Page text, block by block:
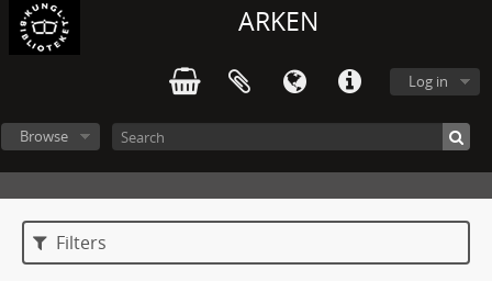
ARKEN
Log in
Browse
Filters